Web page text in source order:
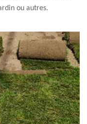
ou autres.